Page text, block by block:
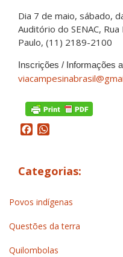
Dia 7 de maio, sábado,
Auditório do SENAC,
Paulo, (11) 2189-2100
Inscrições / Informações
Facebook
Categorias:
Povos indígenas
Questões da terra
Quilombolas